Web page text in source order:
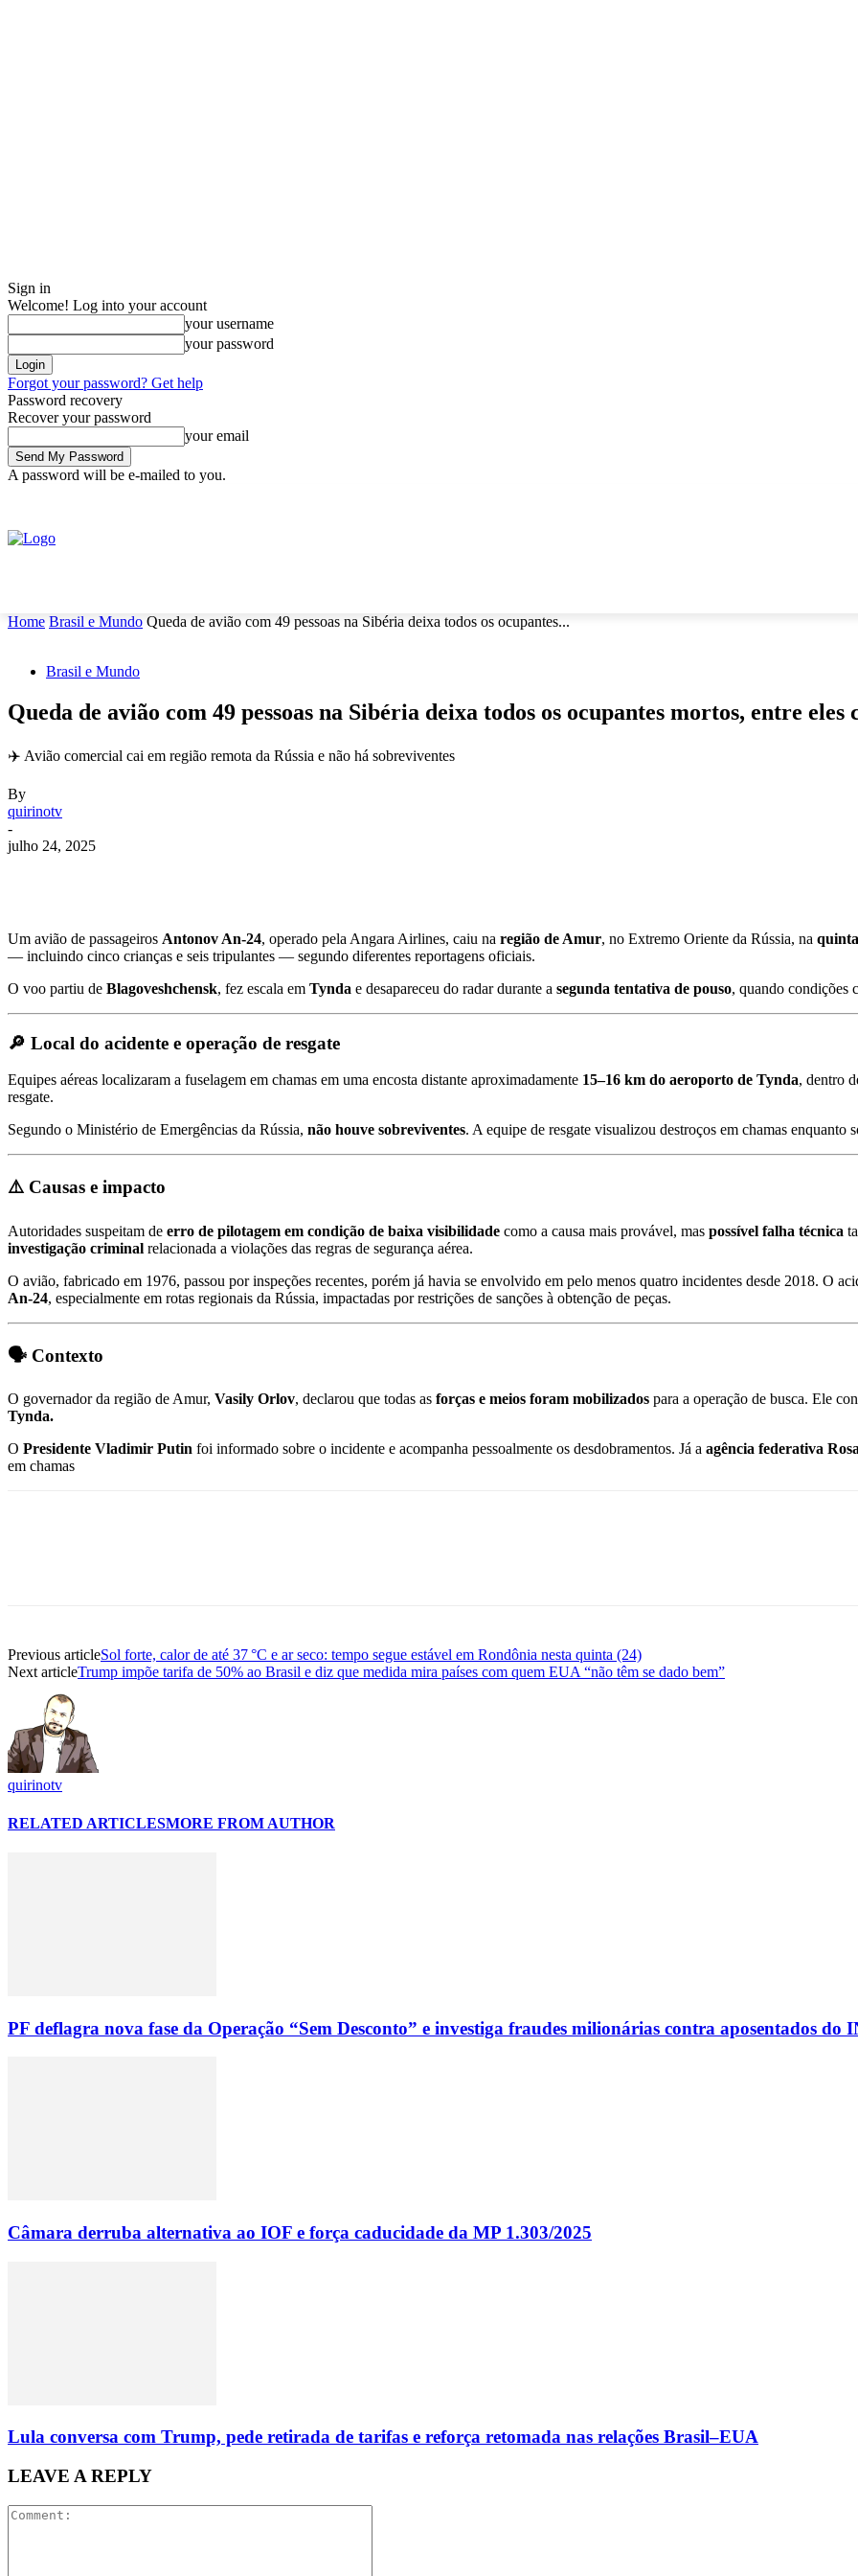
Sign in
Welcome! Log into your account
your username
your password
Forgot your password? Get help
Password recovery
Recover your password
your email
A password will be e-mailed to you.
Home Brasil e Mundo Queda de avião com 49 pessoas na Sibéria deixa todos os ocupantes...
Brasil e Mundo
Queda de avião com 49 pessoas na Sibéria deixa todos os ocupantes mortos, entre eles
✈️ Avião comercial cai em região remota da Rússia e não há sobreviventes
By
quirinotv
-
julho 24, 2025
Um avião de passageiros Antonov An‑24, operado pela Angara Airlines, caiu na região de Amur, no Extremo Oriente da Rússia, na
— incluindo cinco crianças e seis tripulantes — segundo diferentes reportagens oficiais.
O voo partiu de Blagoveshchensk, fez escala em Tynda e desapareceu do radar durante a segunda tentativa de pouso, quando condições
🔎 Local do acidente e operação de resgate
Equipes aéreas localizaram a fuselagem em chamas em uma encosta distante aproximadamente 15–16 km do aeroporto de Tynda, dentro
resgate.
Segundo o Ministério de Emergências da Rússia, não houve sobreviventes. A equipe de resgate visualizou destroços em chamas
⚠️ Causas e impacto
Autoridades suspeitam de erro de pilotagem em condição de baixa visibilidade como a causa mais provável, mas possível falha técnica
investigação criminal relacionada a violações das regras de segurança aérea.
O avião, fabricado em 1976, passou por inspeções recentes, porém já havia se envolvido em pelo menos quatro incidentes desde 2018. O
An‑24, especialmente em rotas regionais da Rússia, impactadas por restrições de sanções à obtenção de peças.
🗣️ Contexto
O governador da região de Amur, Vasily Orlov, declarou que todas as forças e meios foram mobilizados para a operação de busca. Ele
Tynda.
O Presidente Vladimir Putin foi informado sobre o incidente e acompanha pessoalmente os desdobramentos. Já a agência federativa
em chamas
Previous articleSol forte, calor de até 37 °C e ar seco: tempo segue estável em Rondônia nesta quinta (24)
Next articleTrump impõe tarifa de 50% ao Brasil e diz que medida mira países com quem EUA “não têm se dado bem”
quirinotv
RELATED ARTICLESMORE FROM AUTHOR
PF deflagra nova fase da Operação “Sem Desconto” e investiga fraudes milionárias contra aposentados do
Câmara derruba alternativa ao IOF e força caducidade da MP 1.303/2025
Lula conversa com Trump, pede retirada de tarifas e reforça retomada nas relações Brasil–EUA
LEAVE A REPLY